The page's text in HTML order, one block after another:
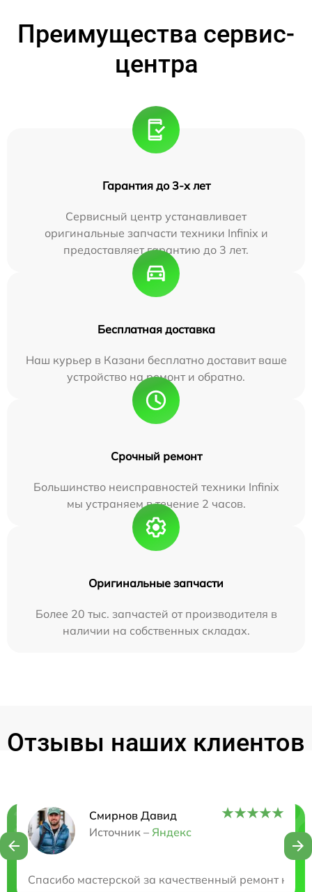
Преимущества сервис-
центра
Гарантия до 3-х лет
Сервисный центр устанавливает
оригинальные запчасти техники Infinix и
предоставляет гарантию до 3 лет.
Бесплатная доставка
Наш курьер в Казани бесплатно доставит ваше
устройство на ремонт и обратно.
Срочный ремонт
Большинство неисправностей техники Infinix
мы устраняем в течение 2 часов.
Оригинальные запчасти
Более 20 тыс. запчастей от производителя в
наличии на собственных складах.
Отзывы наших клиентов
Смирнов Давид
Источник – Яндекс
Спасибо мастерской за качественный ремонт
Нужна консультация?